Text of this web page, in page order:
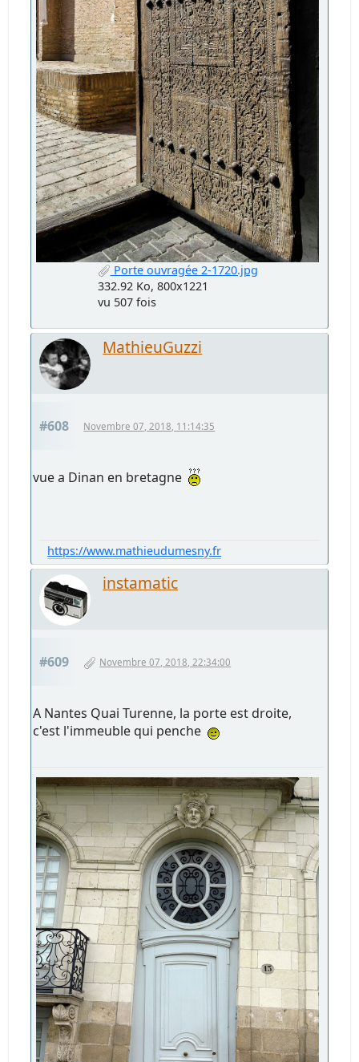
Porte ouvragée 2-1720.jpg
332.92 Ko, 800x1221
vu 507 fois
MathieuGuzzi
#608 Novembre 07, 2018, 11:14:35
vue a Dinan en bretagne
https://www.mathieudumesny.fr
instamatic
#609 Novembre 07, 2018, 22:34:00
A Nantes Quai Turenne, la porte est droite,
c'est l'immeuble qui penche